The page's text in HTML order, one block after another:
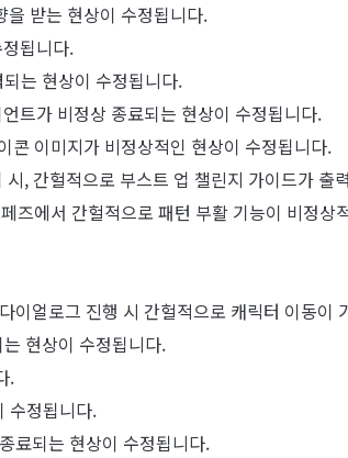
받는 현상이 수정됩니다.
됩니다.
는 현상이 수정됩니다.
트가 비정상 종료되는 현상이 수정됩니다.
콘 이미지가 비정상적인 현상이 수정됩니다.
, 간헐적으로 부스트 업 챌린지 가이드가 출
즈에서 간헐적으로 패턴 부활 기능이 비정상
얼로그 진행 시 간헐적으로 캐릭터 이동이
현상이 수정됩니다.
.
수정됩니다.
료되는 현상이 수정됩니다.